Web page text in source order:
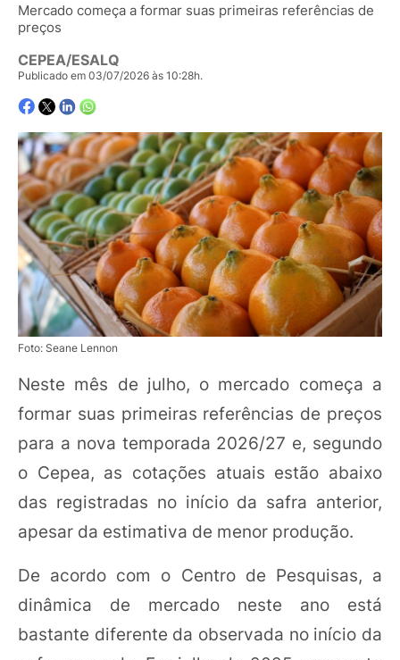
Mercado começa a formar suas primeiras referências de
preços
CEPEA/ESALQ
Publicado em 03/07/2026 às 10:28h.
Foto: Seane Lennon
Neste mês de julho, o mercado começa a
formar suas primeiras referências de preços
para a nova temporada 2026/27 e, segundo
o Cepea, as cotações atuais estão abaixo
das registradas no início da safra anterior,
apesar da estimativa de menor produção.
De acordo com o Centro de Pesquisas, a
dinâmica de mercado neste ano está
bastante diferente da observada no início da